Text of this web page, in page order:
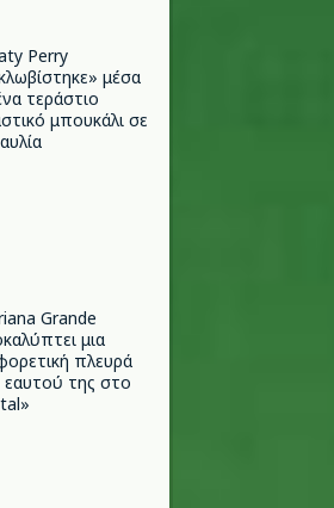
Perry
μέσα
τεράστιο
μπουκάλι σε
Grande
μια
πλευρά
εαυτού της στο